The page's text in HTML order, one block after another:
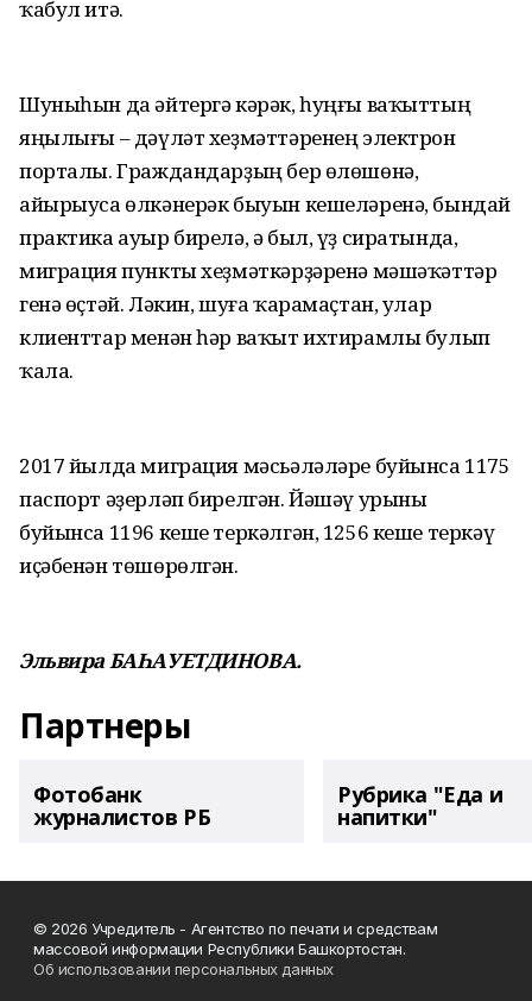
ҡабул итә.
Шуныһын да әйтергә кәрәк, һуңғы ваҡыттың
яңылығы – дәүләт хеҙмәттәренең электрон
порталы. Граждандарҙың бер өлөшөнә,
айырыуса өлкәнерәк быуын кешеләренә, бындай
практика ауыр бирелә, ә был, үҙ сиратында,
миграция пункты хеҙмәткәрҙәренә мәшәҡәттәр
генә өҫтәй. Ләкин, шуға ҡарамаҫтан, улар
клиенттар менән һәр ваҡыт ихтирамлы булып
ҡала.
2017 йылда миграция мәсьәләләре буйынса 1175
паспорт әҙерләп бирелгән. Йәшәү урыны
буйынса 1196 кеше теркәлгән, 1256 кеше теркәү
иҫәбенән төшөрөлгән.
Эльвира БАҺАУЕТДИНОВА.
Партнеры
Фотобанк
журналистов РБ
Рубрика "Еда и
напитки"
© 2026 Учредитель - Агентство по печати и средствам
массовой информации Республики Башкортостан.
Об использовании персональных данных